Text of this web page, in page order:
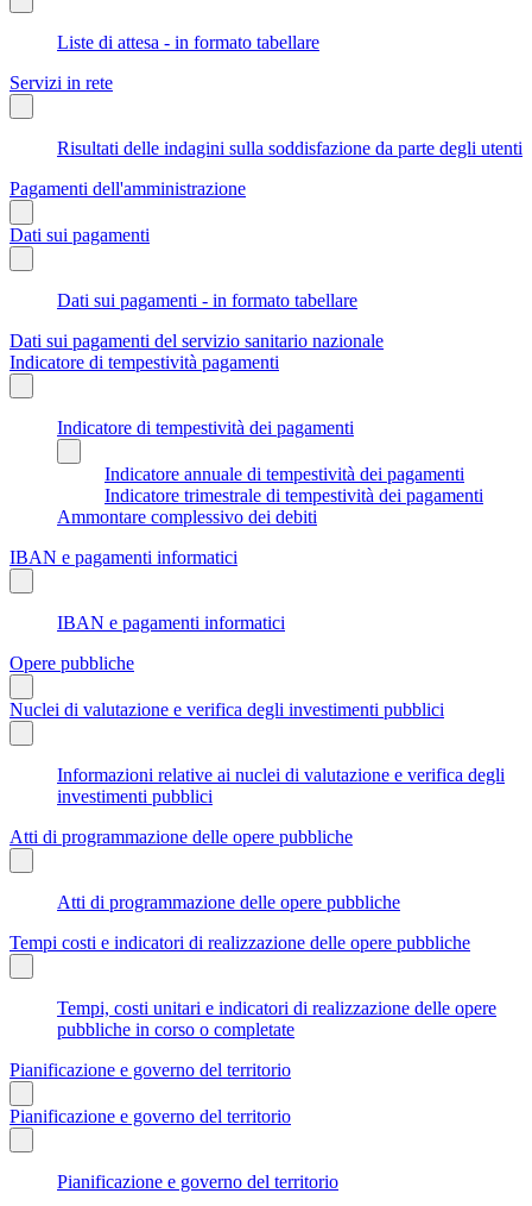
Liste di attesa - in formato tabellare
Servizi in rete
Risultati delle indagini sulla soddisfazione da parte degli utenti
Pagamenti dell'amministrazione
Dati sui pagamenti
Dati sui pagamenti - in formato tabellare
Dati sui pagamenti del servizio sanitario nazionale
Indicatore di tempestività pagamenti
Indicatore di tempestività dei pagamenti
Indicatore annuale di tempestività dei pagamenti
Indicatore trimestrale di tempestività dei pagamenti
Ammontare complessivo dei debiti
IBAN e pagamenti informatici
IBAN e pagamenti informatici
Opere pubbliche
Nuclei di valutazione e verifica degli investimenti pubblici
Informazioni relative ai nuclei di valutazione e verifica degli
investimenti pubblici
Atti di programmazione delle opere pubbliche
Atti di programmazione delle opere pubbliche
Tempi costi e indicatori di realizzazione delle opere pubbliche
Tempi, costi unitari e indicatori di realizzazione delle opere
pubbliche in corso o completate
Pianificazione e governo del territorio
Pianificazione e governo del territorio
Pianificazione e governo del territorio